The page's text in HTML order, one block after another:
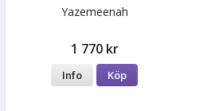
Yazemeenah
1 770 kr
Info Köp